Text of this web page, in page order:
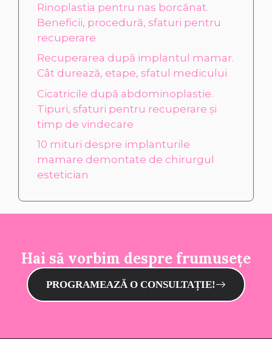
Rinoplastia pentru nas borcănat.
Beneficii, procedură, sfaturi pentru
recuperare
Recuperarea după implantul mamar.
Cât durează, etape, sfatul medicului
Cicatricile după abdominoplastie.
Tipuri, sfaturi pentru recuperare și
timp de vindecare
10 mituri despre implanturile
mamare demontate de chirurgul
estetician
Hai să vorbim despre frumusețe
PROGRAMEAZĂ O CONSULTAȚIE!